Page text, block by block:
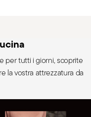
per tutti i giorni, scoprite
la vostra attrezzatura da